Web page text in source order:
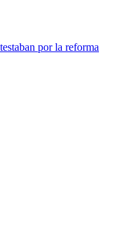
por la reforma